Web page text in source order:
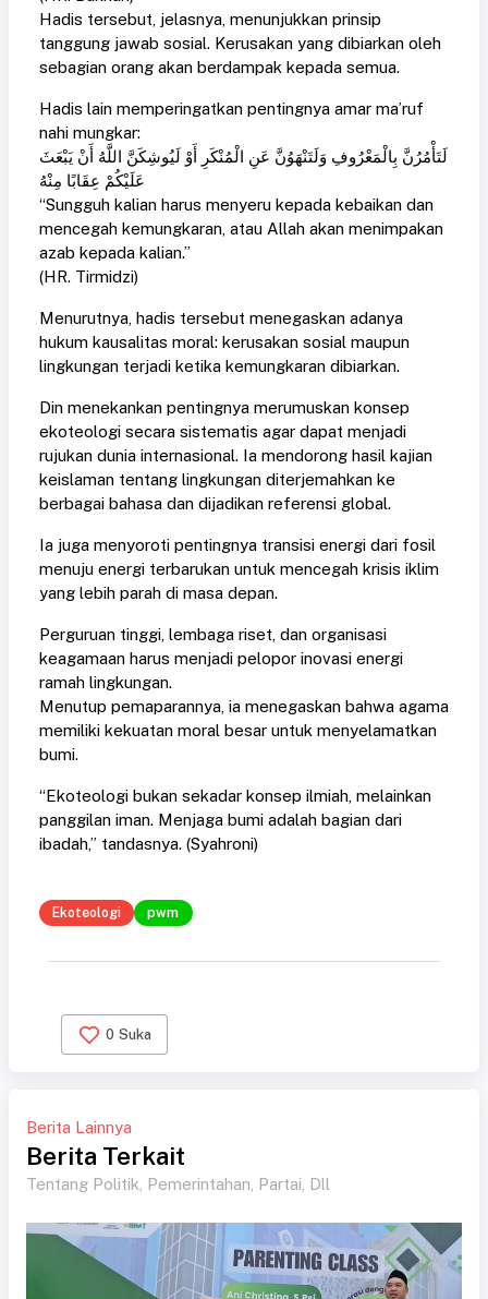
Hadis tersebut, jelasnya, menunjukkan prinsip
tanggung jawab sosial. Kerusakan yang dibiarkan oleh
sebagian orang akan berdampak kepada semua.
Hadis lain memperingatkan pentingnya amar ma’ruf
nahi mungkar:
لَتَأْمُرُنَّ بِالْمَعْرُوفِ وَلَتَنْهَوُنَّ عَنِ الْمُنْكَرِ أَوْ لَيُوشِكَنَّ اللَّهُ أَنْ يَبْعَثَ
عَلَيْكُمْ عِقَابًا مِنْهُ
“Sungguh kalian harus menyeru kepada kebaikan dan
mencegah kemungkaran, atau Allah akan menimpakan
azab kepada kalian.”
(HR. Tirmidzi)
Menurutnya, hadis tersebut menegaskan adanya
hukum kausalitas moral: kerusakan sosial maupun
lingkungan terjadi ketika kemungkaran dibiarkan.
Din menekankan pentingnya merumuskan konsep
ekoteologi secara sistematis agar dapat menjadi
rujukan dunia internasional. Ia mendorong hasil kajian
keislaman tentang lingkungan diterjemahkan ke
berbagai bahasa dan dijadikan referensi global.
Ia juga menyoroti pentingnya transisi energi dari fosil
menuju energi terbarukan untuk mencegah krisis iklim
yang lebih parah di masa depan.
Perguruan tinggi, lembaga riset, dan organisasi
keagamaan harus menjadi pelopor inovasi energi
ramah lingkungan.
Menutup pemaparannya, ia menegaskan bahwa agama
memiliki kekuatan moral besar untuk menyelamatkan
bumi.
“Ekoteologi bukan sekadar konsep ilmiah, melainkan
panggilan iman. Menjaga bumi adalah bagian dari
ibadah,” tandasnya. (Syahroni)
Ekoteologi pwm
0 Suka
Berita Lainnya
Berita Terkait
Tentang Politik, Pemerintahan, Partai, Dll